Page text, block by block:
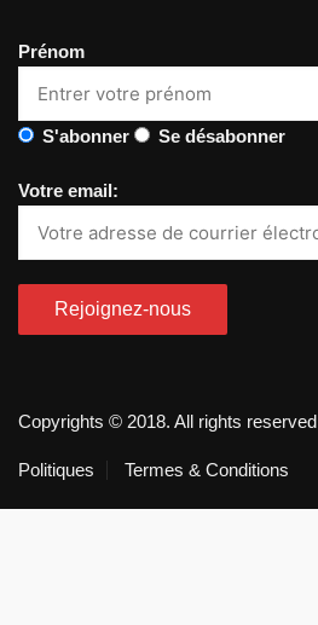
Prénom
S'abonner Se désabonner
Votre email:
Copyrights © 2018. All rights reserved
Politiques Termes & Conditions